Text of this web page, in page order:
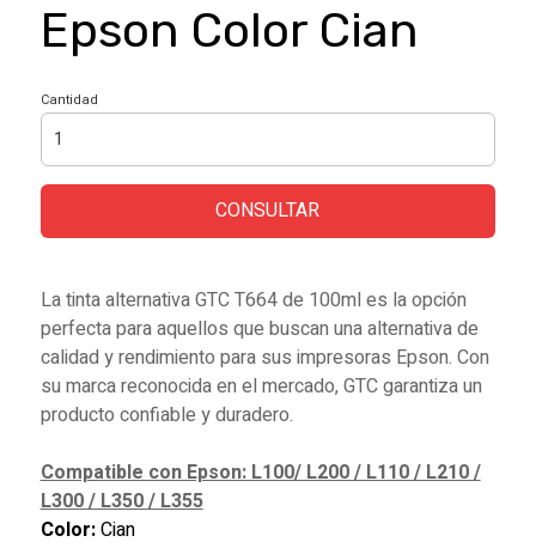
Epson Color Cian
Cantidad
CONSULTAR
La tinta alternativa GTC T664 de 100ml es la opción
perfecta para aquellos que buscan una alternativa de
calidad y rendimiento para sus impresoras Epson. Con
su marca reconocida en el mercado, GTC garantiza un
producto confiable y duradero.
Compatible con Epson: L100/ L200 / L110 / L210 /
L300 / L350 / L355
Color:Cian